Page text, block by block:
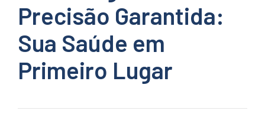
Precisão Garantida:
Sua Saúde em
Primeiro Lugar